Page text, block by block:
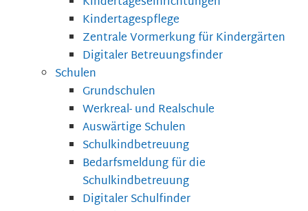
Kindertagespflege
Zentrale Vormerkung für Kindergärten
Digitaler Betreuungsfinder
Schulen
Grundschulen
Werkreal- und Realschule
Auswärtige Schulen
Schulkindbetreuung
Bedarfsmeldung für die
Schulkindbetreuung
Digitaler Schulfinder